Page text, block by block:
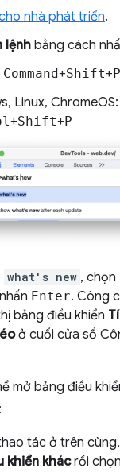
nhà phát triển.
lệnhbằng cách
Command+Shift+P
Linux, ChromeOS:
+Shift+P
what's new , chọn
Enter. Công
bảng điều khiển
ở cuối cửa sổ
mở bảng điều
tác ở trên
khiển khácrồi chọn